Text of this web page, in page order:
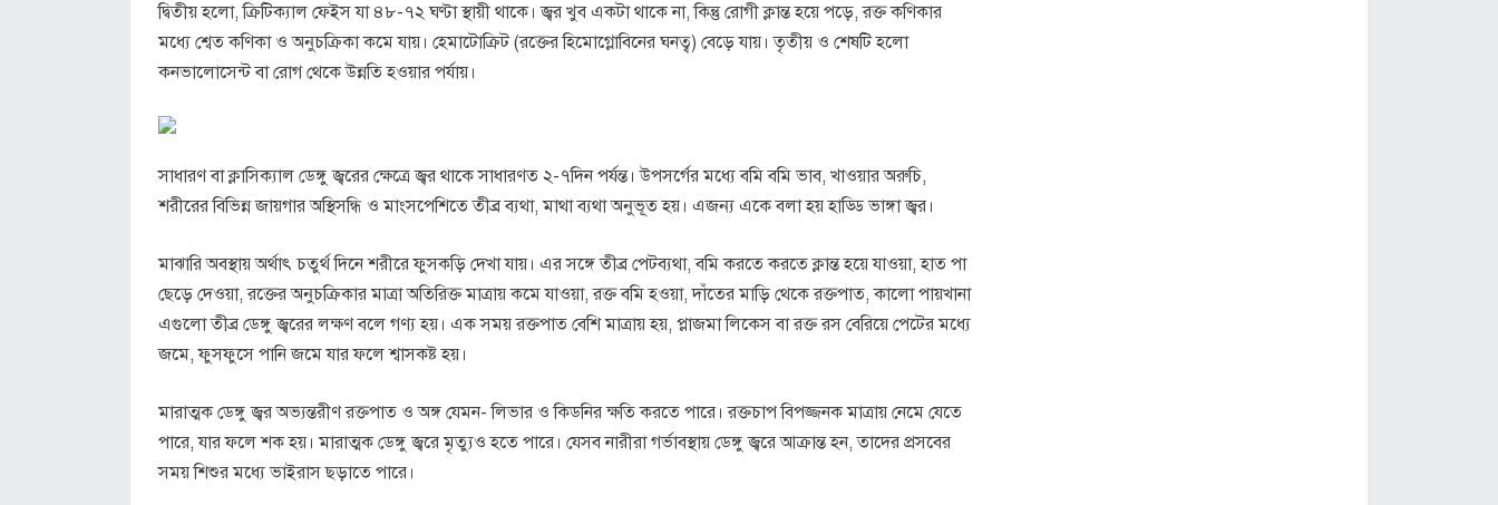
দ্বিতীয় হলো, ক্রিটিক্যাল ফেইস যা ৪৮-৭২ ঘণ্টা স্থায়ী থাকে। জ্বর খুব একটা থাকে না, কিন্তু রোগী ক্লান্ত হয়ে পড়ে, রক্ত কণিকার
মধ্যে শ্বেত কণিকা ও অনুচক্রিকা কমে যায়। হেমাটোক্রিট (রক্তের হিমোগ্লোবিনের ঘনত্ব) বেড়ে যায়। তৃতীয় ও শেষটি হলো
কনভালোসেন্ট বা রোগ থেকে উন্নতি হওয়ার পর্যায়।
সাধারণ বা ক্লাসিক্যাল ডেঙ্গু জ্বরের ক্ষেত্রে জ্বর থাকে সাধারণত ২-৭দিন পর্যন্ত। উপসর্গের মধ্যে বমি বমি ভাব, খাওয়ার অরুচি,
শরীরের বিভিন্ন জায়গার অস্থিসন্ধি ও মাংসপেশিতে তীব্র ব্যথা, মাথা ব্যথা অনুভূত হয়। এজন্য একে বলা হয় হাড্ডি ভাঙ্গা জ্বর।
মাঝারি অবস্থায় অর্থাৎ চতুর্থ দিনে শরীরে ফুসকড়ি দেখা যায়। এর সঙ্গে তীব্র পেটব্যথা, বমি করতে করতে ক্লান্ত হয়ে যাওয়া, হাত পা
ছেড়ে দেওয়া, রক্তের অনুচক্রিকার মাত্রা অতিরিক্ত মাত্রায় কমে যাওয়া, রক্ত বমি হওয়া, দাঁতের মাড়ি থেকে রক্তপাত, কালো পায়খানা
এগুলো তীব্র ডেঙ্গু জ্বরের লক্ষণ বলে গণ্য হয়। এক সময় রক্তপাত বেশি মাত্রায় হয়, প্লাজমা লিকেস বা রক্ত রস বেরিয়ে পেটের মধ্যে
জমে, ফুসফুসে পানি জমে যার ফলে শ্বাসকষ্ট হয়।
মারাত্মক ডেঙ্গু জ্বর অভ্যন্তরীণ রক্তপাত ও অঙ্গ যেমন- লিভার ও কিডনির ক্ষতি করতে পারে। রক্তচাপ বিপজ্জনক মাত্রায় নেমে যেতে
পারে, যার ফলে শক হয়। মারাত্মক ডেঙ্গু জ্বরে মৃত্যুও হতে পারে। যেসব নারীরা গর্ভাবস্থায় ডেঙ্গু জ্বরে আক্রান্ত হন, তাদের প্রসবের
সময় শিশুর মধ্যে ভাইরাস ছড়াতে পারে।